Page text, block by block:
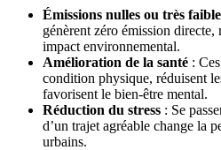
Émissions nulles ou très
génèrent zéro émission
impact environnemental.
Amélioration de la santé :
condition physique, réduisent
favorisent le bien-être mental.
Réduction du stress : Se
d’un trajet agréable change la
urbains.